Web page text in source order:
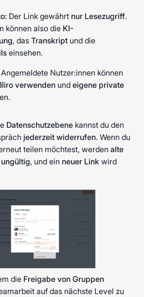
Der Link gewährt nur Lesezugriff.
können also die KI-
, dasTranskript und die
einsehen.
Angemeldete Nutzer:innen können
verwenden undeigene private
Datenschutzebene kannst du den
jederzeit widerrufen. Wenn du
teilen möchtest, werdenalte
, und ein neuer Link wird
die Freigabe von Gruppen
auf das nächste Level zu